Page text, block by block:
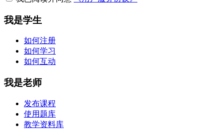
我是学生
如何注册
如何学习
如何互动
我是老师
发布课程
使用题库
教学资料库